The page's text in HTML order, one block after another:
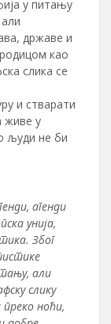
у питању
државе и
као
слика се
и стварати
живе у
људи не би
агенди
унија,
Због
али
слику
ноћи,